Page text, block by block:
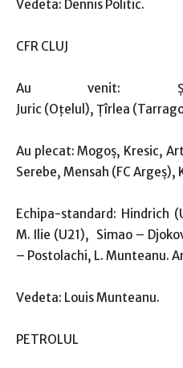
Vedeta: Dennis Politic.
CFR CLUJ
Au venit:
Juric (Oțelul), Țîrlea
Au plecat: Mogoș, Kresic,
Serebe, Mensah (FC Argeş),
Echipa-standard: Hindrich
M. Ilie (U21), Simao –
– Postolachi, L. Munteanu.
Vedeta: Louis Munteanu.
PETROLUL